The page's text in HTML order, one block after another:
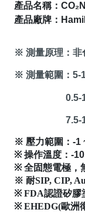
產品名稱：
產品廠牌：
※ 測量原理：非
※ 測量範圍：5-
0.5-
7.5-
※ 壓力範圍：-1
※ 操作溫度：-
※ 全固態電極，
※ 耐SIP, CIP,
※ FDA認證矽膠
※ EHEDG(歐洲